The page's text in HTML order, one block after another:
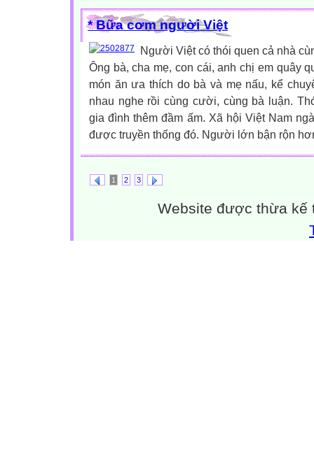
* Bữa cơm người Việt
Người Việt có thói quen cả nhà
Ông bà, cha mẹ, con cái, anh chị em quây
món ăn ưa thích do bà và mẹ nấu, kể
nhau nghe rồi cùng cười, cùng bà luận.
gia đình thêm đầm ấm. Xã hội Việt Nam
được truyền thống đó. Người lớn bận rộn
1 2 3
Website được thừa